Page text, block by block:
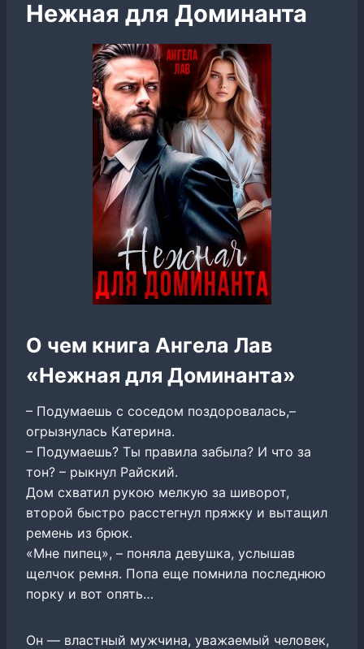
Нежная для Доминанта
О чем книга Ангела Лав
«Нежная для Доминанта»
– Подумаешь с соседом поздоровалась,–
огрызнулась Катерина.
– Подумаешь? Ты правила забыла? И что за
тон? – рыкнул Райский.
Дом схватил рукою мелкую за шиворот,
второй быстро расстегнул пряжку и вытащил
ремень из брюк.
«Мне пипец», – поняла девушка, услышав
щелчок ремня. Попа еще помнила последнюю
порку и вот опять…
Он — властный мужчина, уважаемый человек,